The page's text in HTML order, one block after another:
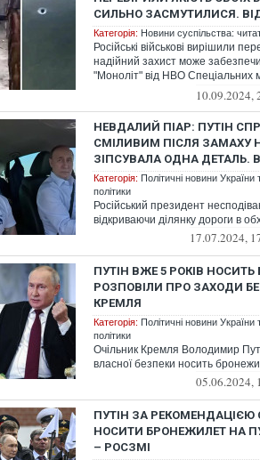
СИЛЬНО ЗАСМУТИЛИСЯ.
Категорія: Новини суспільства:
Російські військові вирішили
надійний захист може
"Моноліт" від НВО Спеціальних
10.09.2024,
НЕВДАЛИЙ ПІАР: ПУТІН
СМІЛИВИМ ПІСЛЯ ЗАМАХУ
ЗІПСУВАЛА ОДНА ДЕТАЛЬ.
Категорія: Політичні новини України
політики
Російський президент
відкриваючи ділянку дороги в
17.07.2024,
ПУТІН ВЖЕ 5 РОКІВ
РОЗПОВІЛИ ПРО ЗАХОДИ
КРЕМЛЯ
Категорія: Політичні новини України
політики
Очільник Кремля Володимир
власної безпеки носить
05.06.2024,
ПУТІН ЗА
НОСИТИ БРОНЕЖИЛЕТ НА
– РОСЗМІ